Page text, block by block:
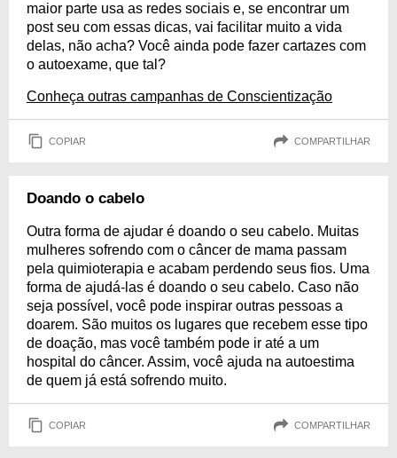
maior parte usa as redes sociais e, se encontrar um
post seu com essas dicas, vai facilitar muito a vida
delas, não acha? Você ainda pode fazer cartazes com
o autoexame, que tal?
Conheça outras campanhas de Conscientização
COPIAR COMPARTILHAR
Doando o cabelo
Outra forma de ajudar é doando o seu cabelo. Muitas
mulheres sofrendo com o câncer de mama passam
pela quimioterapia e acabam perdendo seus fios. Uma
forma de ajudá-las é doando o seu cabelo. Caso não
seja possível, você pode inspirar outras pessoas a
doarem. São muitos os lugares que recebem esse tipo
de doação, mas você também pode ir até a um
hospital do câncer. Assim, você ajuda na autoestima
de quem já está sofrendo muito.
COPIAR COMPARTILHAR